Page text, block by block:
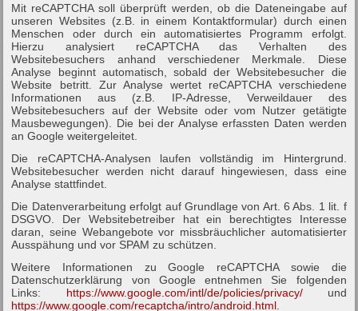
Mit reCAPTCHA soll überprüft werden, ob die Dateneingabe auf
unseren Websites (z.B. in einem Kontaktformular) durch einen
Menschen oder durch ein automatisiertes Programm erfolgt.
Hierzu analysiert reCAPTCHA das Verhalten des
Websitebesuchers anhand verschiedener Merkmale. Diese
Analyse beginnt automatisch, sobald der Websitebesucher die
Website betritt. Zur Analyse wertet reCAPTCHA verschiedene
Informationen aus (z.B. IP-Adresse, Verweildauer des
Websitebesuchers auf der Website oder vom Nutzer getätigte
Mausbewegungen). Die bei der Analyse erfassten Daten werden
an Google weitergeleitet.
Die reCAPTCHA-Analysen laufen vollständig im Hintergrund.
Websitebesucher werden nicht darauf hingewiesen, dass eine
Analyse stattfindet.
Die Datenverarbeitung erfolgt auf Grundlage von Art. 6 Abs. 1 lit. f
DSGVO. Der Websitebetreiber hat ein berechtigtes Interesse
daran, seine Webangebote vor missbräuchlicher automatisierter
Ausspähung und vor SPAM zu schützen.
Weitere Informationen zu Google reCAPTCHA sowie die
Datenschutzerklärung von Google entnehmen Sie folgenden
Links: https://www.google.com/intl/de/policies/privacy/und
https://www.google.com/recaptcha/intro/android.html